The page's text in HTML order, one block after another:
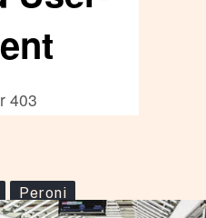
Peroni